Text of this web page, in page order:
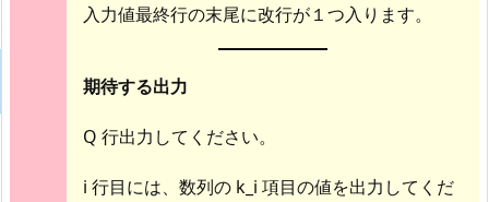
入力値最終行の末尾に改行が１つ入ります。
期待する出力
Q 行出力してください。
i 行目には、数列の k_i 項目の値を出力してくだ